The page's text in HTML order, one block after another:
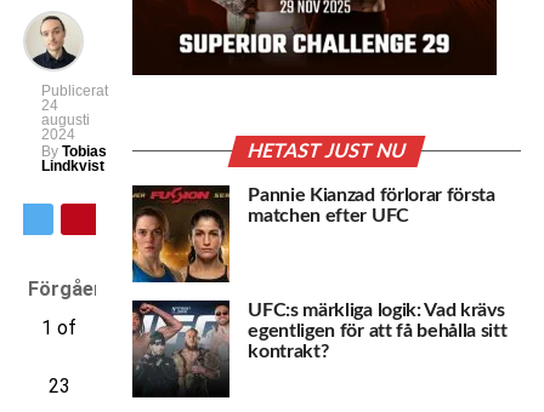
Publicerat
24
augusti
2024
By Tobias
Lindkvist
Förgående
1 of
23
HETAST JUST NU
Pannie Kianzad förlorar första
matchen efter UFC
UFC:s märkliga logik: Vad krävs
egentligen för att få behålla sitt
kontrakt?